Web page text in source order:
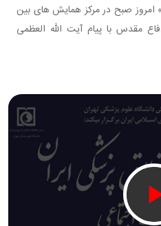
امروز صبح در مرکز همایش های بین
مقدس با پیام آیت الله العظمی